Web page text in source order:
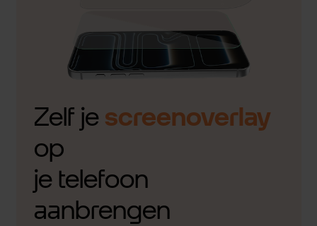
Zelf je screenoverlay
op
je telefoon
aanbrengen